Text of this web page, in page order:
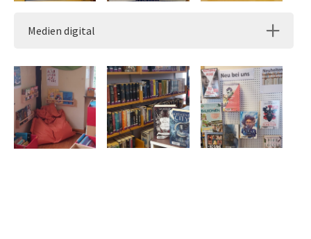
Medien digital
Show larger version Show larger version Show larger version